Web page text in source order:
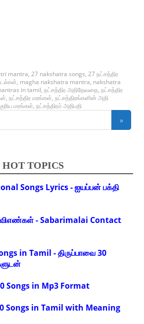
mantra,27 nakshatra songs,27 நட்சத்திர
, magha nakshatra mantra, nakshatra
in tamil,நட்சத்திர அதிதேவதை,நட்சத்திர
,நட்சத்திர மரங்கள்,நட்சத்திரங்களின் அதி
மரங்கள்,நட்சத்திரம் அதிபதி
HOT TOPICS
Songs Lyrics - ஐயப்பன் பக்தி
- Sabarimalai Contact
in Tamil - திருப்பாவை 30
Songs in Mp3 Format
Songs in Tamil with Meaning